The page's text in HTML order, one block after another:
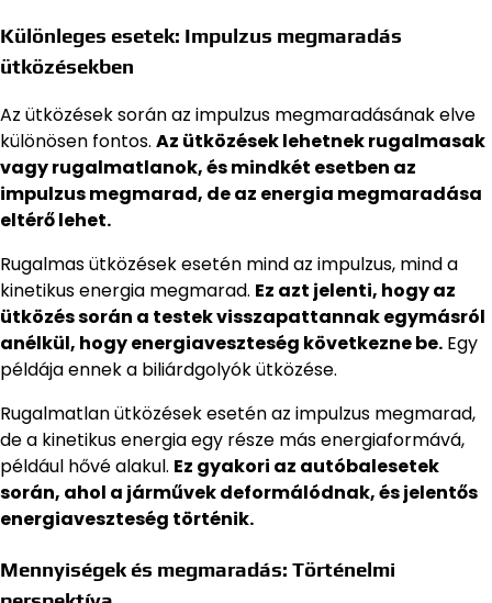
Különleges esetek: Impulzus megmaradás
ütközésekben
Az ütközések során az impulzus megmaradásának elve
különösen fontos. Az ütközések lehetnek rugalmasak
vagy rugalmatlanok, és mindkét esetben az
impulzus megmarad, de az energia megmaradása
eltérő lehet.
Rugalmas ütközések esetén mind az impulzus, mind a
kinetikus energia megmarad. Ez azt jelenti, hogy az
ütközés során a testek visszapattannak egymásról
anélkül, hogy energiaveszteség következne be. Egy
példája ennek a biliárdgolyók ütközése.
Rugalmatlan ütközések esetén az impulzus megmarad,
de a kinetikus energia egy része más energiaformává,
például hővé alakul. Ez gyakori az autóbalesetek
során, ahol a járművek deformálódnak, és jelentős
energiaveszteség történik.
Mennyiségek és megmaradás: Történelmi